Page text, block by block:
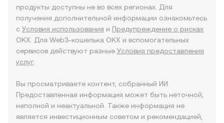
продукты доступны не во всех регионах. Для
получения дополнительной информации ознакомьтесь
с Условия использования и Предупреждение о рисках
OKX. Для Web3-кошелька OKX и вспомогательных
сервисов действуют разные Условия предоставления
услуг.
Вы просматриваете контент, собранный ИИ.
Предоставленная информация может быть неточной,
неполной и неактуальной. Также информация не
является инвестиционным советом и рекомендацией,